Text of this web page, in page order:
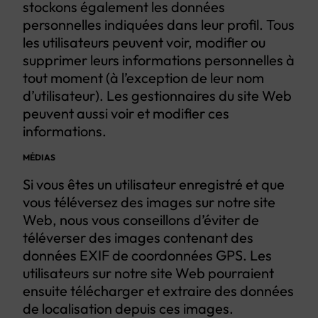
stockons également les données
personnelles indiquées dans leur profil. Tous
les utilisateurs peuvent voir, modifier ou
supprimer leurs informations personnelles à
tout moment (à l’exception de leur nom
d’utilisateur). Les gestionnaires du site Web
peuvent aussi voir et modifier ces
informations.
MÉDIAS
Si vous êtes un utilisateur enregistré et que
vous téléversez des images sur notre site
Web, nous vous conseillons d’éviter de
téléverser des images contenant des
données EXIF de coordonnées GPS. Les
utilisateurs sur notre site Web pourraient
ensuite télécharger et extraire des données
de localisation depuis ces images.